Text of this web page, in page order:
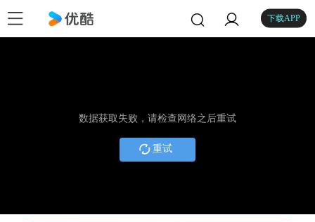
下载APP
数据获取失败，请检查网络之后重试
重试